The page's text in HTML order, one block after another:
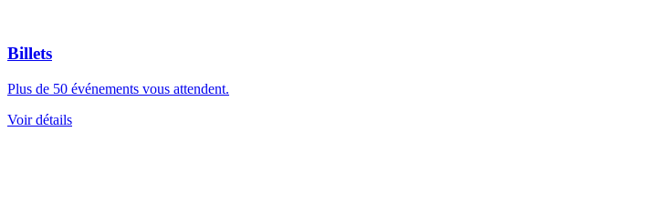
Billets
Plus de 50 événements vous attendent.
Voir détails